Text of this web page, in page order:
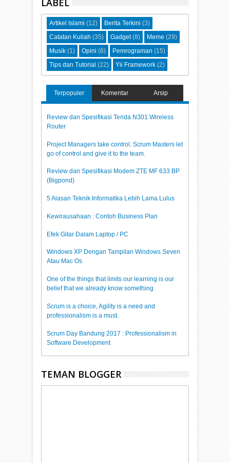
LABEL
Artikel Islami (12) Berita Terkini (3)
Catatan Kuliah (35) Gadget (8) Meme (29)
Musik (1) Opini (6) Pemrograman (15)
Tips dan Tutorial (22) Yii Framework (2)
Terpopuler Komentar Arsip
Review dan Spesifikasi Tenda N301 Wireless
Router
Project Managers take control. Scrum Masters let
go of control and give it to the team.
Review dan Spesifikasi Modem ZTE MF 633 BP
(Bigpond)
5 Alasan Teknik Informatika Lebih Lama Lulus
Kewirausahaan : Contoh Business Plan
Efek Gitar Dalam Laptop / PC
Windows XP Dengan Tampilan Windows Seven
Atau Mac Os
One of the things that limits our learning is our
belief that we already know something
Scrum is a choice, Agility is a need and
professionalism is a must.
Scrum Day Bandung 2017 : Professionalism in
Software Development
TEMAN BLOGGER